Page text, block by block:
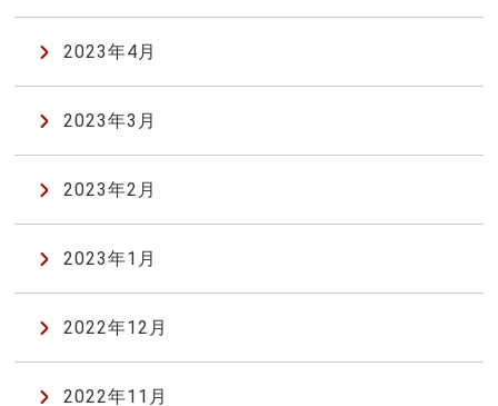
2023年4月
2023年3月
2023年2月
2023年1月
2022年12月
2022年11月